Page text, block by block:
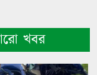
খবর